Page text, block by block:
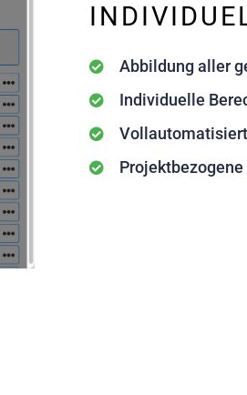
Abbildung aller
Individuelle